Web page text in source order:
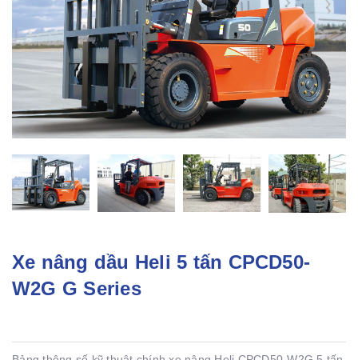
Xe nâng dầu Heli 5 tấn CPCD50-
W2G G Series